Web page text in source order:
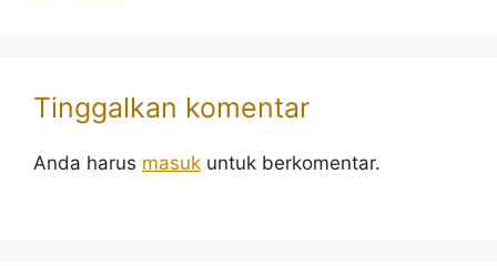
Tinggalkan komentar
Anda harus masuk untuk berkomentar.